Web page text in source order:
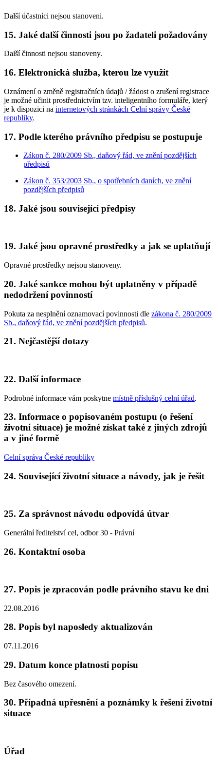
Další účastníci nejsou stanoveni.
15. Jaké další činnosti jsou po žadateli požadovány
Další činnosti nejsou stanoveny.
16. Elektronická služba, kterou lze využít
Oznámení o změně registračních údajů / žádost o zrušení registrace
je možné učinit prostřednictvím tzv. inteligentního formuláře, který
je k dispozici na internetových stránkách Celní správy České
republiky.
17. Podle kterého právního předpisu se postupuje
Zákon č. 280/2009 Sb., daňový řád, ve znění pozdějších
předpisů
Zákon č. 353/2003 Sb., o spotřebních daních, ve znění
pozdějších předpisů
18. Jaké jsou související předpisy
19. Jaké jsou opravné prostředky a jak se uplatňují
Opravné prostředky nejsou stanoveny.
20. Jaké sankce mohou být uplatněny v případě
nedodržení povinností
Pokuta za nesplnění oznamovací povinnosti dle zákona č. 280/2009
Sb., daňový řád, ve znění pozdějších předpisů.
21. Nejčastější dotazy
22. Další informace
Podrobné informace vám poskytne místně příslušný celní úřad.
23. Informace o popisovaném postupu (o řešení
životní situace) je možné získat také z jiných zdrojů
a v jiné formě
Celní správa České republiky
24. Související životní situace a návody, jak je řešit
25. Za správnost návodu odpovídá útvar
Generální ředitelství cel, odbor 30 - Právní
26. Kontaktní osoba
27. Popis je zpracován podle právního stavu ke dni
22.08.2016
28. Popis byl naposledy aktualizován
07.11.2016
29. Datum konce platnosti popisu
Bez časového omezení.
30. Případná upřesnění a poznámky k řešení životní
situace
Úřad